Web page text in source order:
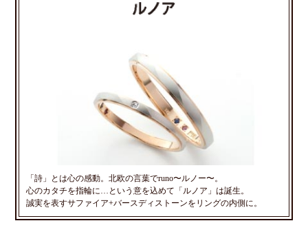
「詩」とは心の感動。北欧の言葉でruno〜ルノー〜。
心のカタチを指輪に…という意を込めて「ルノア」は誕生。
誠実を表すサファイア+バースディストーンをリングの内側に。